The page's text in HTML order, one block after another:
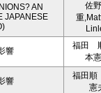
AN
JAPANESE
佐
重
響
福田
本
響
福田順
憲